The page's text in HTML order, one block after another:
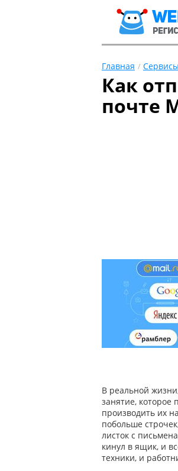
Главная Сервисы
Как
почте
В реальной
занятие, которое
производить их
побольше
листок с
кинул в ящик, и
техники, и